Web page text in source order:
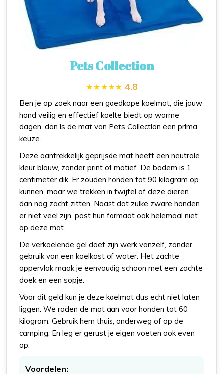
Pets Collection
4.8
Ben je op zoek naar een goedkope koelmat, die jouw
hond veilig en effectief koelte biedt op warme
dagen, dan is de mat van Pets Collection een prima
keuze.
Deze aantrekkelijk geprijsde mat heeft een neutrale
kleur blauw, zonder print of motief. De bodem is 1
centimeter dik. Er zouden honden tot 90 kilogram op
kunnen, maar we trekken in twijfel of deze dieren
dan nog zacht zitten. Naast dat zulke zware honden
er niet veel zijn, past hun formaat ook helemaal niet
op deze mat.
De verkoelende gel doet zijn werk vanzelf, zonder
gebruik van een koelkast of water. Het zachte
oppervlak maak je eenvoudig schoon met een zachte
doek en een sopje.
Voor dit geld kun je deze koelmat dus echt niet laten
liggen. We raden de mat aan voor honden tot 60
kilogram. Gebruik hem thuis, onderweg of op de
camping. En leg er gerust je eigen voeten ook even
op.
Voordelen: